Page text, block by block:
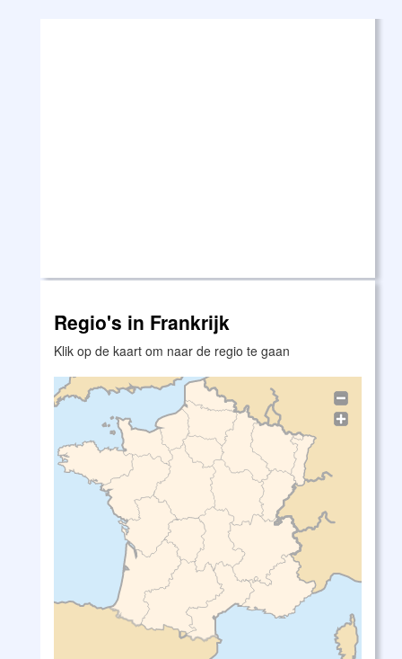
Regio's in Frankrijk
Klik op de kaart om naar de regio te gaan